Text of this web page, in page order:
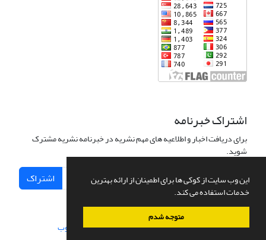
این وب سایت از کوکی ها برای اطمینان از ارائه بهترین
خدمات استفاده می کند.
متوجه شدم
اشتراک خبرنامه
برای دریافت اخبار و اطلاعیه های مهم نشریه در خبرنامه نشریه مشترک
شوید.
اشتراک
سامانه مدیریت نشریات علمی.طراحی و پیاده سازی از سیناوب